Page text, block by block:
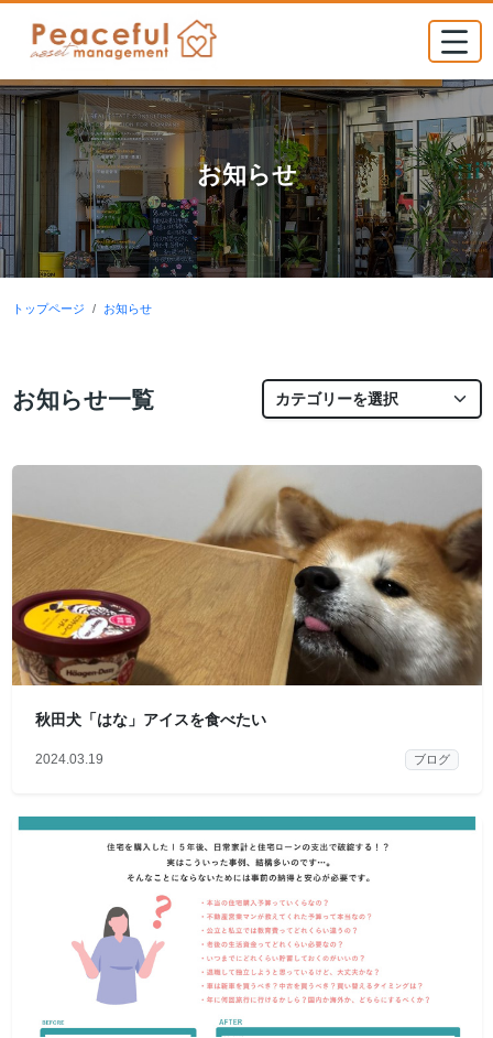
お知らせ
トップページ お知らせ
お知らせ一覧
秋田犬「はな」アイスを食べたい
2024.03.19 ブログ